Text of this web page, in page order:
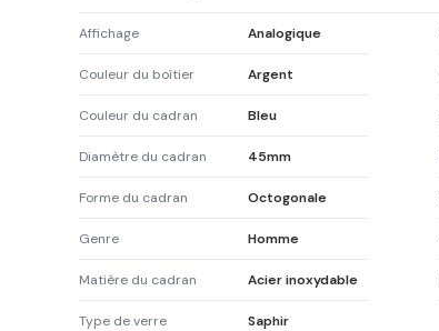
Affichage Analogique
Couleur du boîtier Argent
Couleur du cadran Bleu
Diamètre du cadran 45mm
Forme du cadran Octogonale
Genre Homme
Matière du cadran Acier inoxydable
Type de verre Saphir